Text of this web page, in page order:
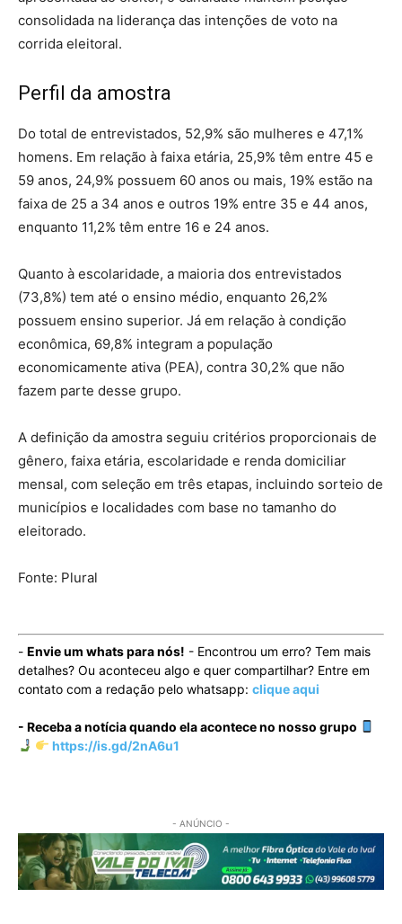
consolidada na liderança das intenções de voto na
corrida eleitoral.
Perfil da amostra
Do total de entrevistados, 52,9% são mulheres e 47,1%
homens. Em relação à faixa etária, 25,9% têm entre 45 e
59 anos, 24,9% possuem 60 anos ou mais, 19% estão na
faixa de 25 a 34 anos e outros 19% entre 35 e 44 anos,
enquanto 11,2% têm entre 16 e 24 anos.
Quanto à escolaridade, a maioria dos entrevistados
(73,8%) tem até o ensino médio, enquanto 26,2%
possuem ensino superior. Já em relação à condição
econômica, 69,8% integram a população
economicamente ativa (PEA), contra 30,2% que não
fazem parte desse grupo.
A definição da amostra seguiu critérios proporcionais de
gênero, faixa etária, escolaridade e renda domiciliar
mensal, com seleção em três etapas, incluindo sorteio de
municípios e localidades com base no tamanho do
eleitorado.
Fonte: Plural
- Envie um whats para nós! - Encontrou um erro? Tem mais
detalhes? Ou aconteceu algo e quer compartilhar? Entre em
contato com a redação pelo whatsapp: clique aqui
- Receba a notícia quando ela acontece no nosso grupo
https://is.gd/2nA6u1
- ANÚNCIO -